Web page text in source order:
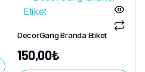
DecorGang Branda Etiket
150,00₺